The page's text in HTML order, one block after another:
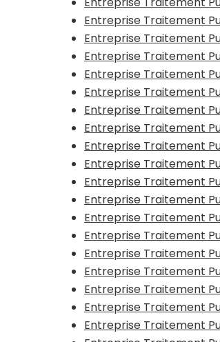
Entreprise Traitement
Entreprise Traitement
Entreprise Traitement
Entreprise Traitement
Entreprise Traitement
Entreprise Traitement
Entreprise Traitement
Entreprise Traitement
Entreprise Traitement
Entreprise Traitement
Entreprise Traitement
Entreprise Traitement
Entreprise Traitement
Entreprise Traitement
Entreprise Traitement
Entreprise Traitement
Entreprise Traitement
Entreprise Traitement